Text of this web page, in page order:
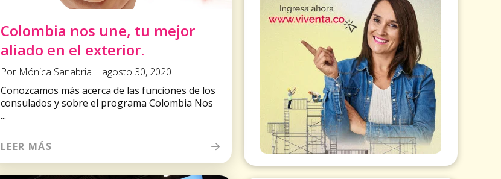
Colombia nos une, tu mejor
aliado en el exterior.
Por Mónica Sanabria | agosto 30, 2020
Conozcamos más acerca de las funciones de los
consulados y sobre el programa Colombia Nos
...
LEER MÁS